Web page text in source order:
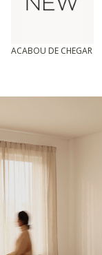
ACABOU DE CHEGAR